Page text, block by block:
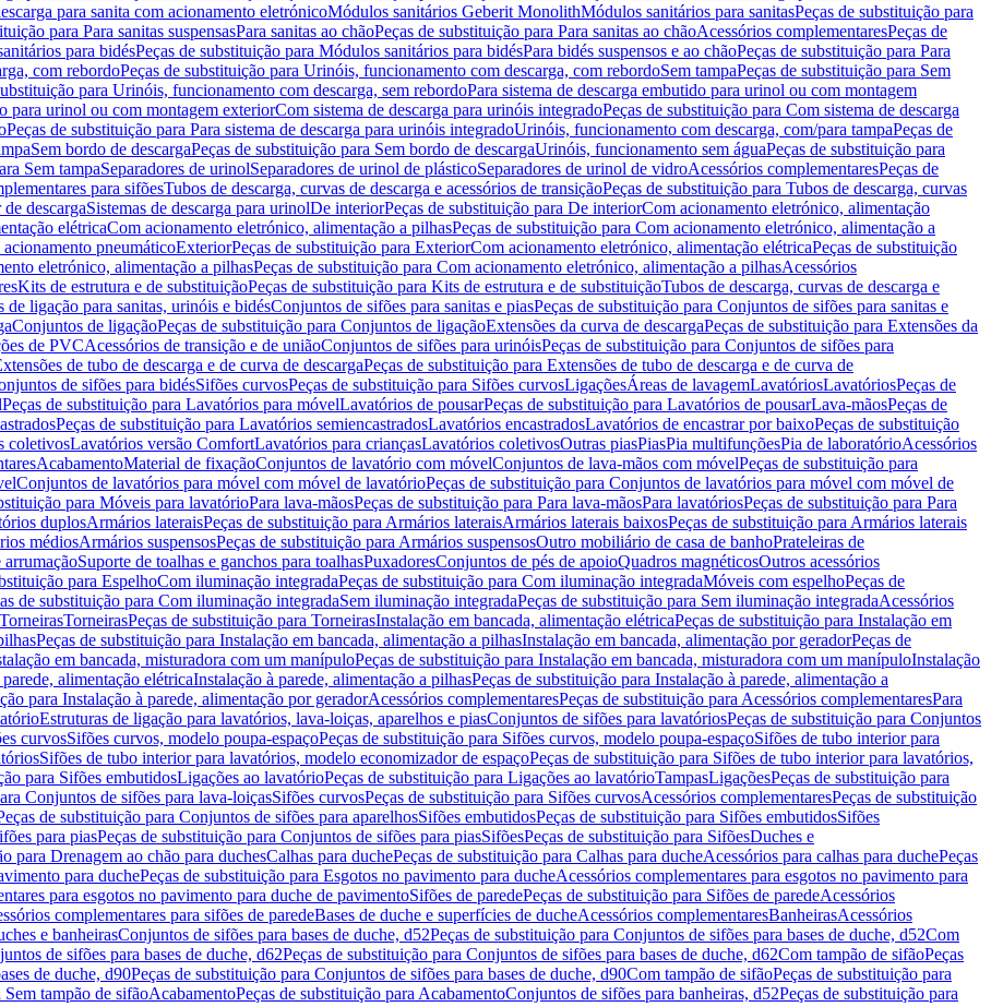
para sanita com acionamento eletrónicoMódulos sanitários Geberit MonolithMódulos sanitários para sanitasPeças de substituição para
para Para sanitas suspensasPara sanitas ao chãoPeças de substituição para Para sanitas ao chãoAcessórios complementaresPeças de
para bidésPeças de substituição para Módulos sanitários para bidésPara bidés suspensos e ao chãoPeças de substituição para Para
com rebordoPeças de substituição para Urinóis, funcionamento com descarga, com rebordoSem tampaPeças de substituição para Sem
para Urinóis, funcionamento com descarga, sem rebordoPara sistema de descarga embutido para urinol ou com montagem
para urinol ou com montagem exteriorCom sistema de descarga para urinóis integradoPeças de substituição para Com sistema de descarga
Peças de substituição para Para sistema de descarga para urinóis integradoUrinóis, funcionamento com descarga, com/para tampaPeças de
Sem bordo de descargaPeças de substituição para Sem bordo de descargaUrinóis, funcionamento sem águaPeças de substituição para
Sem tampaSeparadores de urinolSeparadores de urinol de plásticoSeparadores de urinol de vidroAcessórios complementaresPeças de
para sifõesTubos de descarga, curvas de descarga e acessórios de transiçãoPeças de substituição para Tubos de descarga, curvas
descargaSistemas de descarga para urinolDe interiorPeças de substituição para De interiorCom acionamento eletrónico, alimentação
elétricaCom acionamento eletrónico, alimentação a pilhasPeças de substituição para Com acionamento eletrónico, alimentação a
pneumáticoExteriorPeças de substituição para ExteriorCom acionamento eletrónico, alimentação elétricaPeças de substituição
eletrónico, alimentação a pilhasPeças de substituição para Com acionamento eletrónico, alimentação a pilhasAcessórios
Kits de estrutura e de substituiçãoPeças de substituição para Kits de estrutura e de substituiçãoTubos de descarga, curvas de descarga e
de ligação para sanitas, urinóis e bidésConjuntos de sifões para sanitas e piasPeças de substituição para Conjuntos de sifões para sanitas e
Conjuntos de ligaçãoPeças de substituição para Conjuntos de ligaçãoExtensões da curva de descargaPeças de substituição para Extensões da
de PVCAcessórios de transição e de uniãoConjuntos de sifões para urinóisPeças de substituição para Conjuntos de sifões para
de tubo de descarga e de curva de descargaPeças de substituição para Extensões de tubo de descarga e de curva de
de sifões para bidésSifões curvosPeças de substituição para Sifões curvosLigaçõesÁreas de lavagemLavatóriosLavatóriosPeças de
Peças de substituição para Lavatórios para móvelLavatórios de pousarPeças de substituição para Lavatórios de pousarLava-mãosPeças de
Peças de substituição para Lavatórios semiencastradosLavatórios encastradosLavatórios de encastrar por baixoPeças de substituição
coletivosLavatórios versão ComfortLavatórios para criançasLavatórios coletivosOutras piasPiasPia multifunçõesPia de laboratórioAcessórios
AcabamentoMaterial de fixaçãoConjuntos de lavatório com móvelConjuntos de lava-mãos com móvelPeças de substituição para
Conjuntos de lavatórios para móvel com móvel de lavatórioPeças de substituição para Conjuntos de lavatórios para móvel com móvel de
para Móveis para lavatórioPara lava-mãosPeças de substituição para Para lava-mãosPara lavatóriosPeças de substituição para Para
duplosArmários lateraisPeças de substituição para Armários lateraisArmários laterais baixosPeças de substituição para Armários laterais
médiosArmários suspensosPeças de substituição para Armários suspensosOutro mobiliário de casa de banhoPrateleiras de
arrumaçãoSuporte de toalhas e ganchos para toalhasPuxadoresConjuntos de pés de apoioQuadros magnéticosOutros acessórios
para EspelhoCom iluminação integradaPeças de substituição para Com iluminação integradaMóveis com espelhoPeças de
de substituição para Com iluminação integradaSem iluminação integradaPeças de substituição para Sem iluminação integradaAcessórios
TorneirasTorneirasPeças de substituição para TorneirasInstalação em bancada, alimentação elétricaPeças de substituição para Instalação em
Peças de substituição para Instalação em bancada, alimentação a pilhasInstalação em bancada, alimentação por geradorPeças de
em bancada, misturadora com um manípuloPeças de substituição para Instalação em bancada, misturadora com um manípuloInstalação
alimentação elétricaInstalação à parede, alimentação a pilhasPeças de substituição para Instalação à parede, alimentação a
para Instalação à parede, alimentação por geradorAcessórios complementaresPeças de substituição para Acessórios complementaresPara
Estruturas de ligação para lavatórios, lava-loiças, aparelhos e piasConjuntos de sifões para lavatóriosPeças de substituição para Conjuntos
curvosSifões curvos, modelo poupa-espaçoPeças de substituição para Sifões curvos, modelo poupa-espaçoSifões de tubo interior para
Sifões de tubo interior para lavatórios, modelo economizador de espaçoPeças de substituição para Sifões de tubo interior para lavatórios,
para Sifões embutidosLigações ao lavatórioPeças de substituição para Ligações ao lavatórioTampasLigaçõesPeças de substituição para
Conjuntos de sifões para lava-loiçasSifões curvosPeças de substituição para Sifões curvosAcessórios complementaresPeças de substituição
de substituição para Conjuntos de sifões para aparelhosSifões embutidosPeças de substituição para Sifões embutidosSifões
para piasPeças de substituição para Conjuntos de sifões para piasSifõesPeças de substituição para SifõesDuches e
para Drenagem ao chão para duchesCalhas para duchePeças de substituição para Calhas para ducheAcessórios para calhas para duchePeças
para duchePeças de substituição para Esgotos no pavimento para ducheAcessórios complementares para esgotos no pavimento para
para esgotos no pavimento para duche de pavimentoSifões de paredePeças de substituição para Sifões de paredeAcessórios
complementares para sifões de paredeBases de duche e superfícies de ducheAcessórios complementaresBanheirasAcessórios
e banheirasConjuntos de sifões para bases de duche, d52Peças de substituição para Conjuntos de sifões para bases de duche, d52Com
de sifões para bases de duche, d62Peças de substituição para Conjuntos de sifões para bases de duche, d62Com tampão de sifãoPeças
de duche, d90Peças de substituição para Conjuntos de sifões para bases de duche, d90Com tampão de sifãoPeças de substituição para
Sem tampão de sifãoAcabamentoPeças de substituição para AcabamentoConjuntos de sifões para banheiras, d52Peças de substituição para